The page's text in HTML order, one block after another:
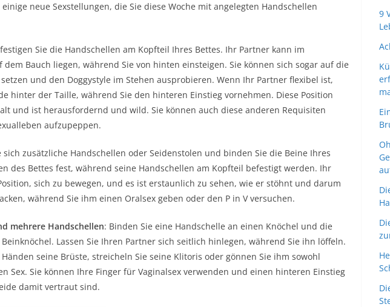
neue Sexstellungen, die Sie diese Woche mit angelegten Handschellen
Sie die Handschellen am Kopfteil Ihres Bettes. Ihr Partner kann im
dem Bauch liegen, während Sie von hinten einsteigen. Sie können sich sogar auf die
und den Doggystyle im Stehen ausprobieren. Wenn Ihr Partner flexibel ist,
hinter der Taille, während Sie den hinteren Einstieg vornehmen. Diese Position
und ist herausfordernd und wild. Sie können auch diese anderen Requisiten
aufzupeppen.
sich zusätzliche Handschellen oder Seidenstolen und binden Sie die Beine Ihres
des Bettes fest, während seine Handschellen am Kopfteil befestigt werden. Ihr
sich zu bewegen, und es ist erstaunlich zu sehen, wie er stöhnt und darum
während Sie ihm einen Oralsex geben oder den P in V versuchen.
mehrere Handschellen: Binden Sie eine Handschelle an einen Knöchel und die
Lassen Sie Ihren Partner sich seitlich hinlegen, während Sie ihn löffeln.
seine Brüste, streicheln Sie seine Klitoris oder gönnen Sie ihm sowohl
Sex. Sie können Ihre Finger für Vaginalsex verwenden und einen hinteren Einstieg
damit vertraut sind.
9